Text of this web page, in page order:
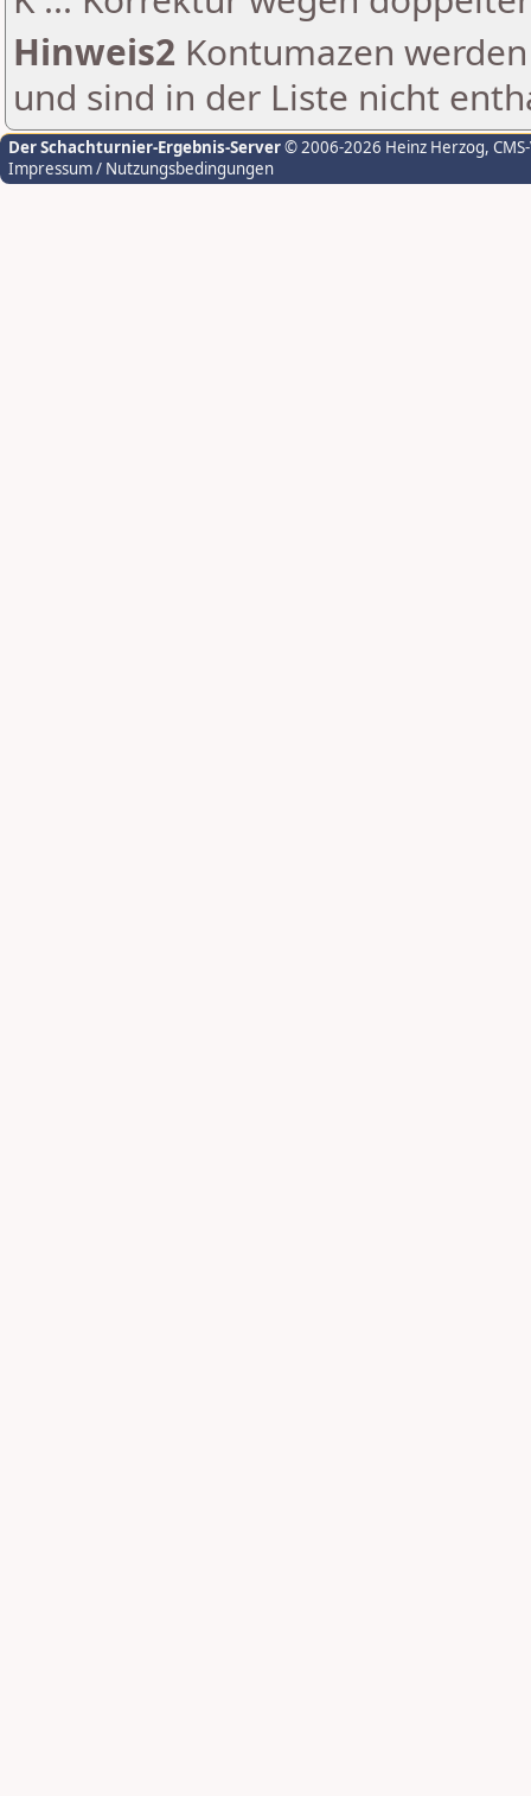
Hinweis2 Kontumazen
und sind in der Liste nicht
Der Schachturnier-Ergebnis-Server© 2006-2026 Heinz Herzog,
Impressum / Nutzungsbedingungen